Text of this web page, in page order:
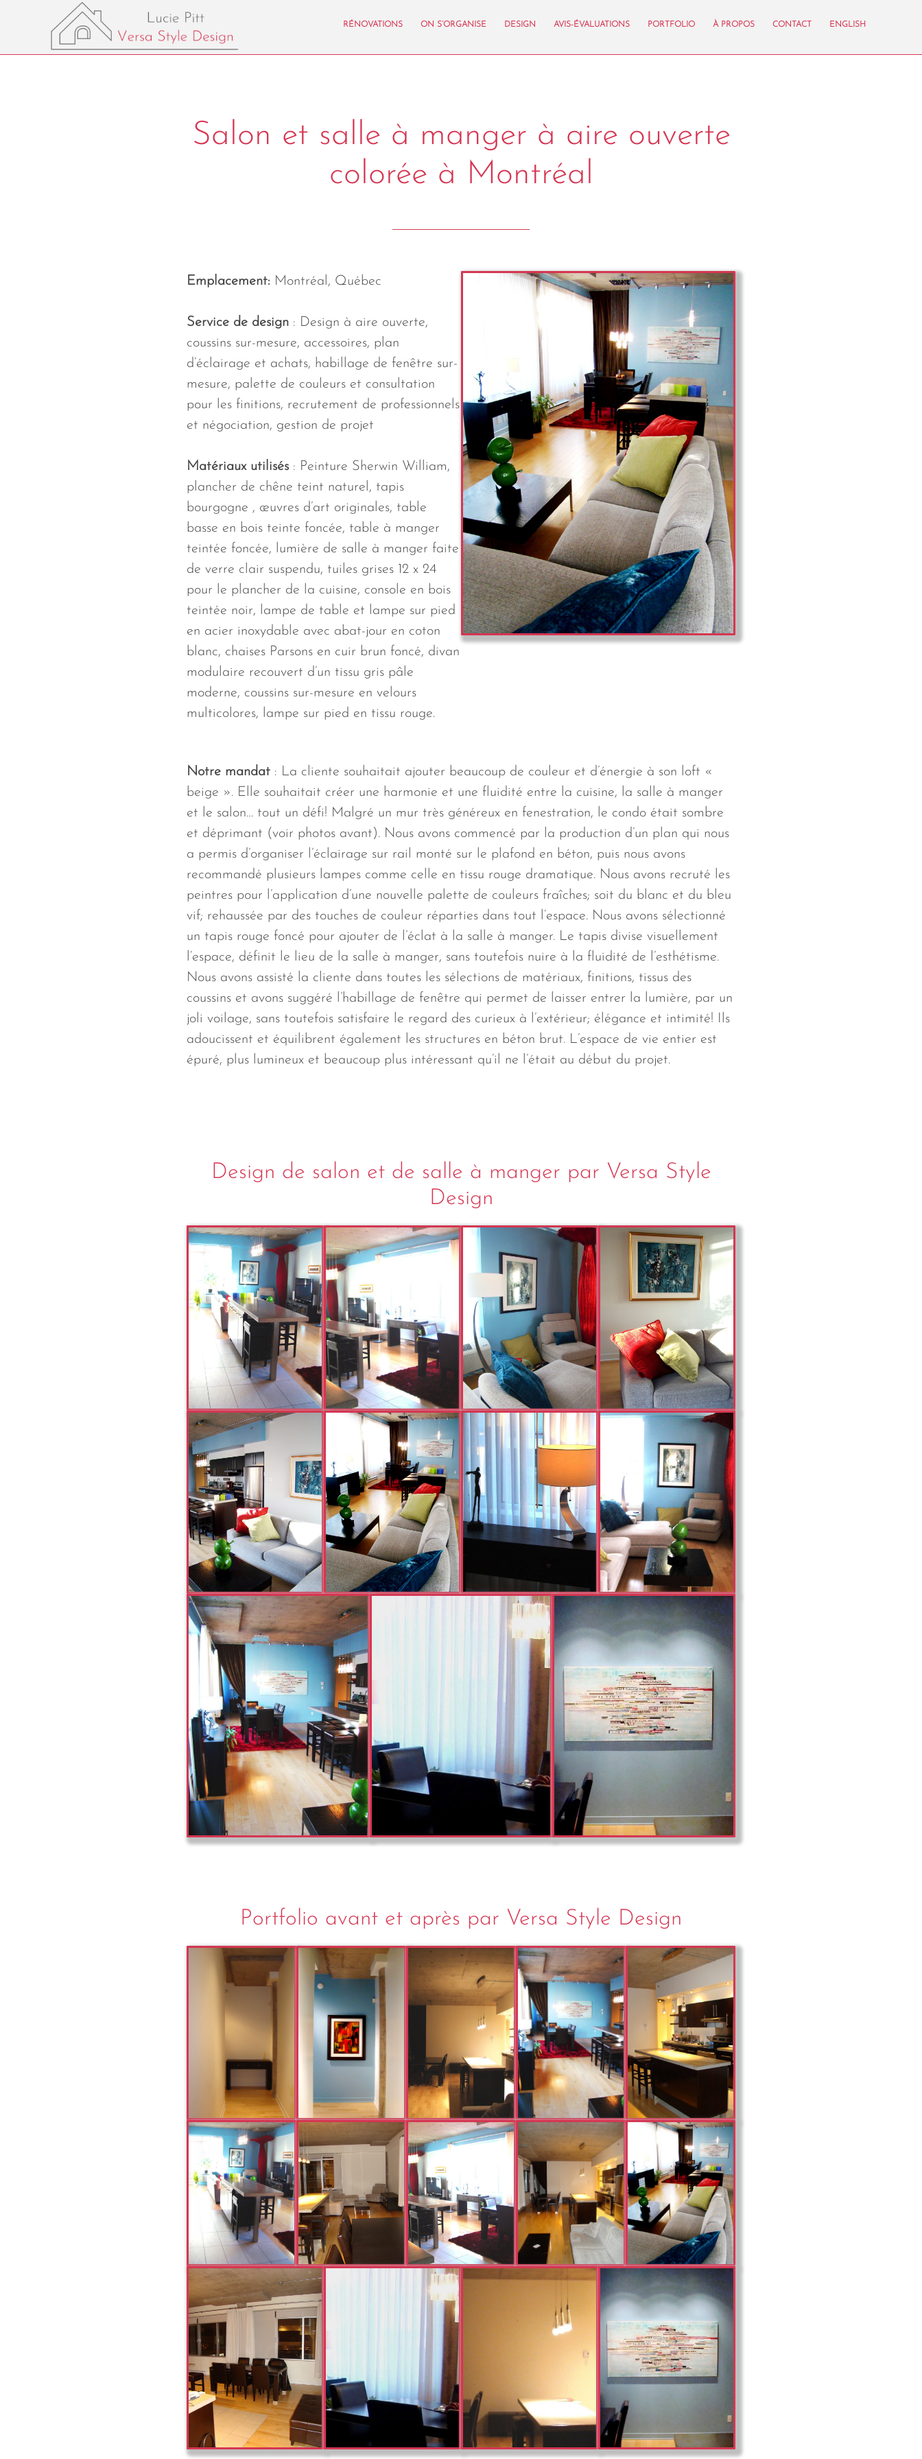
RÉNOVATIONS ON S’ORGANISE DESIGN AVIS-ÉVALUATIONS PORTFOLIO À PROPOS CONTACT ENGLISH
Salon et salle à manger à aire ouverte
colorée à Montréal
Emplacement: Montréal, Québec
Service de design : Design à aire ouverte,
coussins sur-mesure, accessoires, plan
d’éclairage et achats, habillage de fenêtre sur-
mesure, palette de couleurs et consultation
pour les finitions, recrutement de professionnels
et négociation, gestion de projet
Matériaux utilisés : Peinture Sherwin William,
plancher de chêne teint naturel, tapis
bourgogne , œuvres d’art originales, table
basse en bois teinte foncée, table à manger
teintée foncée, lumière de salle à manger faite
de verre clair suspendu, tuiles grises 12 x 24
pour le plancher de la cuisine, console en bois
teintée noir, lampe de table et lampe sur pied
en acier inoxydable avec abat-jour en coton
blanc, chaises Parsons en cuir brun foncé, divan
modulaire recouvert d’un tissu gris pâle
moderne, coussins sur-mesure en velours
multicolores, lampe sur pied en tissu rouge.
Notre mandat : La cliente souhaitait ajouter beaucoup de couleur et d’énergie à son loft «
beige ». Elle souhaitait créer une harmonie et une fluidité entre la cuisine, la salle à manger
et le salon… tout un défi! Malgré un mur très généreux en fenestration, le condo était sombre
et déprimant (voir photos avant). Nous avons commencé par la production d’un plan qui nous
a permis d’organiser l’éclairage sur rail monté sur le plafond en béton, puis nous avons
recommandé plusieurs lampes comme celle en tissu rouge dramatique. Nous avons recruté les
peintres pour l’application d’une nouvelle palette de couleurs fraîches; soit du blanc et du bleu
vif; rehaussée par des touches de couleur réparties dans tout l’espace. Nous avons sélectionné
un tapis rouge foncé pour ajouter de l’éclat à la salle à manger. Le tapis divise visuellement
l’espace, définit le lieu de la salle à manger, sans toutefois nuire à la fluidité de l’esthétisme.
Nous avons assisté la cliente dans toutes les sélections de matériaux, finitions, tissus des
coussins et avons suggéré l’habillage de fenêtre qui permet de laisser entrer la lumière, par un
joli voilage, sans toutefois satisfaire le regard des curieux à l’extérieur; élégance et intimité! Ils
adoucissent et équilibrent également les structures en béton brut. L’espace de vie entier est
épuré, plus lumineux et beaucoup plus intéressant qu’il ne l’était au début du projet.
Design de salon et de salle à manger par Versa Style
Design
Portfolio avant et après par Versa Style Design